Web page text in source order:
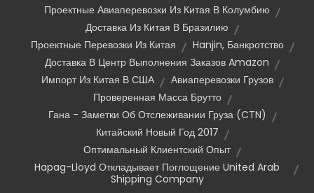
Проектные Авиаперевозки Из Китая В Колумбию
Доставка Из Китая В Бразилию
Проектные Перевозки Из Китая
Hanjin, Банкротство
Доставка В Центр Выполнения Заказов Amazon
Импорт Из Китая В США
Авиаперевозки Грузов
Проверенная Масса Брутто
Гана - Заметки Об Отслеживании Груза (CTN)
Китайский Новый Год 2017
Оптимальный Клиентский Опыт
Hapag-Lloyd Откладывает Поглощение United Arab
Shipping Company